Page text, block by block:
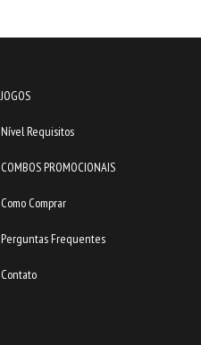
JOGOS
Nível Requisitos
COMBOS PROMOCIONAIS
Como Comprar
Perguntas Frequentes
Contato